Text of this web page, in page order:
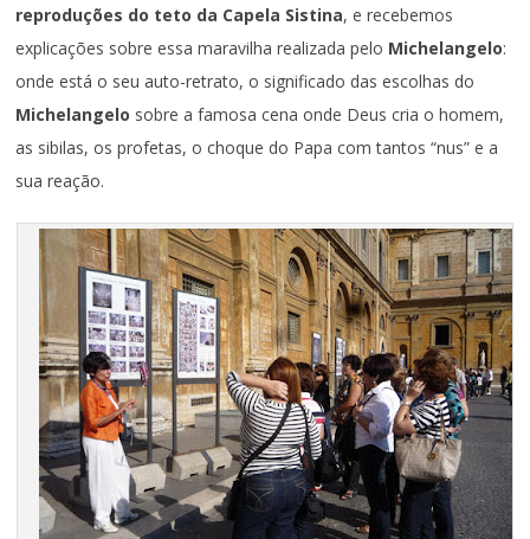
reproduções do teto da Capela Sistina, e recebemos
explicações sobre essa maravilha realizada pelo Michelangelo:
onde está o seu auto-retrato, o significado das escolhas do
Michelangelo sobre a famosa cena onde Deus cria o homem,
as sibilas, os profetas, o choque do Papa com tantos “nus” e a
sua reação.